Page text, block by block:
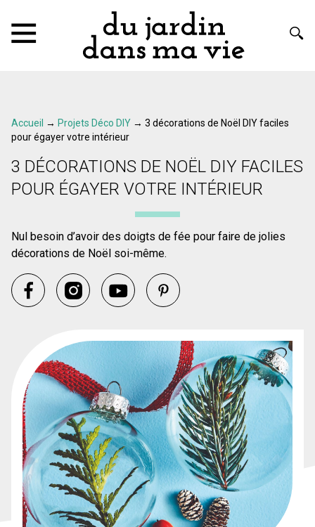
Accueil → Projets Déco DIY → 3 décorations de Noël DIY faciles
pour égayer votre intérieur
3 DÉCORATIONS DE NOËL DIY FACILES
POUR ÉGAYER VOTRE INTÉRIEUR
Nul besoin d’avoir des doigts de fée pour faire de jolies
décorations de Noël soi-même.